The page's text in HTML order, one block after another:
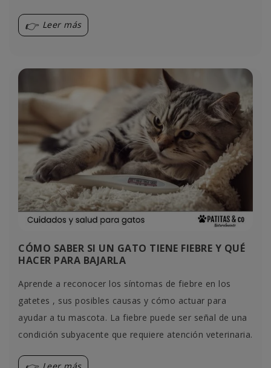
Leer más
CÓMO SABER SI UN GATO TIENE FIEBRE Y QUÉ
HACER PARA BAJARLA
Aprende a reconocer los síntomas de fiebre en los
gatetes , sus posibles causas y cómo actuar para
ayudar a tu mascota. La fiebre puede ser señal de una
condición subyacente que requiere atención veterinaria.